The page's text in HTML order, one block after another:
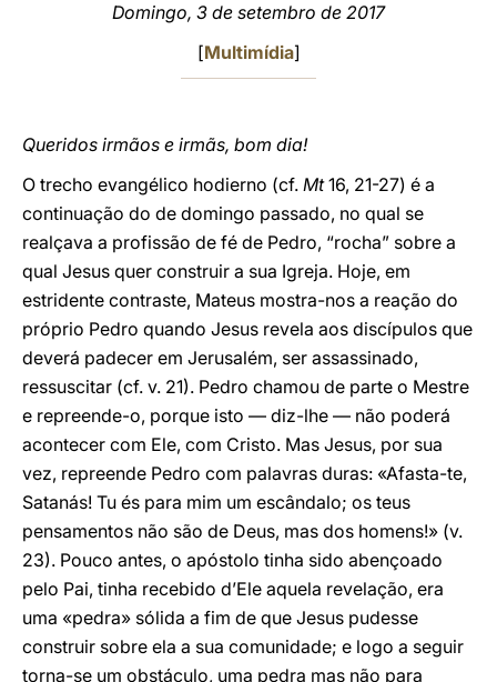
Domingo, 3 de setembro de 2017
[Multimídia]
Queridos irmãos e irmãs, bom dia!
O trecho evangélico hodierno (cf. Mt16, 21-27) é a
continuação do de domingo passado, no qual se
realçava a profissão de fé de Pedro, “rocha” sobre a
qual Jesus quer construir a sua Igreja. Hoje, em
estridente contraste, Mateus mostra-nos a reação do
próprio Pedro quando Jesus revela aos discípulos que
deverá padecer em Jerusalém, ser assassinado,
ressuscitar (cf. v. 21). Pedro chamou de parte o Mestre
e repreende-o, porque isto — diz-lhe — não poderá
acontecer com Ele, com Cristo. Mas Jesus, por sua
vez, repreende Pedro com palavras duras: «Afasta-te,
Satanás! Tu és para mim um escândalo; os teus
pensamentos não são de Deus, mas dos homens!» (v.
23). Pouco antes, o apóstolo tinha sido abençoado
pelo Pai, tinha recebido d’Ele aquela revelação, era
uma «pedra» sólida a fim de que Jesus pudesse
construir sobre ela a sua comunidade; e logo a seguir
torna-se um obstáculo, uma pedra mas não para